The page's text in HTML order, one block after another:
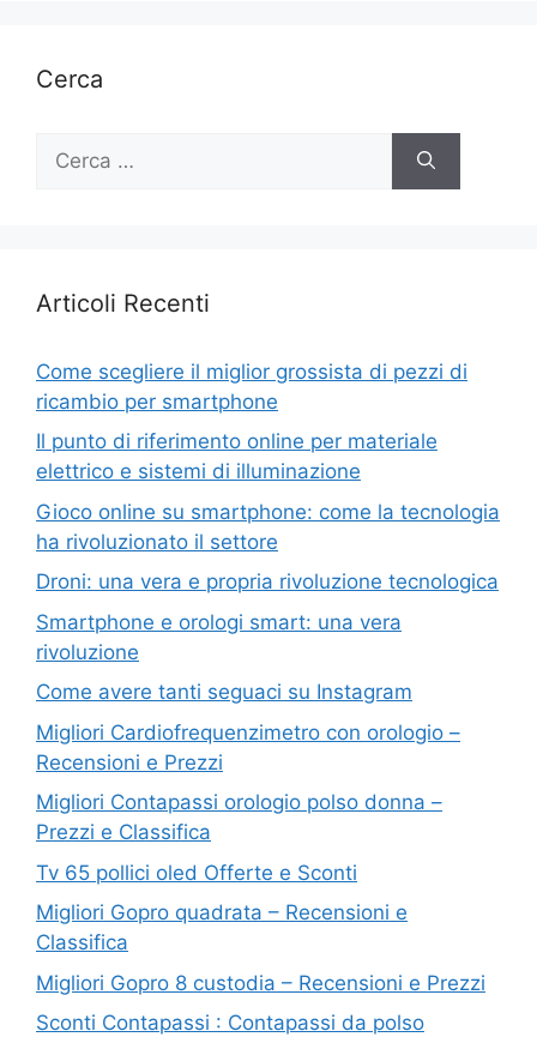
Cerca
per:
Articoli Recenti
Come scegliere il miglior grossista di pezzi di
ricambio per smartphone
Il punto di riferimento online per materiale
elettrico e sistemi di illuminazione
Gioco online su smartphone: come la tecnologia
ha rivoluzionato il settore
Droni: una vera e propria rivoluzione tecnologica
Smartphone e orologi smart: una vera
rivoluzione
Come avere tanti seguaci su Instagram
Migliori Cardiofrequenzimetro con orologio –
Recensioni e Prezzi
Migliori Contapassi orologio polso donna –
Prezzi e Classifica
Tv 65 pollici oled Offerte e Sconti
Migliori Gopro quadrata – Recensioni e
Classifica
Migliori Gopro 8 custodia – Recensioni e Prezzi
Sconti Contapassi : Contapassi da polso